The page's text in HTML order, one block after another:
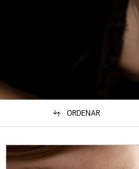
ORDENAR